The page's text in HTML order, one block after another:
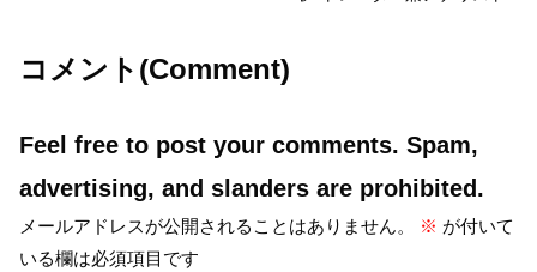
コメント(Comment)
Feel free to post your comments. Spam,
advertising, and slanders are prohibited.
メールアドレスが公開されることはありません。 ※ が付いて
いる欄は必須項目です